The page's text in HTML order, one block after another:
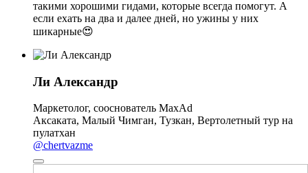
такими хорошими гидами, которые всегда помогут. А
если ехать на два и далее дней, но ужины у них
шикарные😍
Ли Александр
Маркетолог, сооснователь MaxAd
Аксаката, Малый Чимган, Тузкан, Вертолетный тур на
пулатхан
@chertvazme